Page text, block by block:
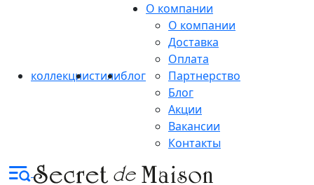
коллекциистилиблог
О компании
О компании
Доставка
Оплата
Партнерство
Блог
Акции
Вакансии
Контакты